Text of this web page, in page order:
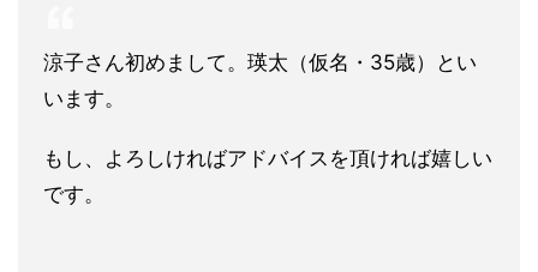
涼子さん初めまして。瑛太（仮名・35歳）とい
います。
もし、よろしければアドバイスを頂ければ嬉しい
です。